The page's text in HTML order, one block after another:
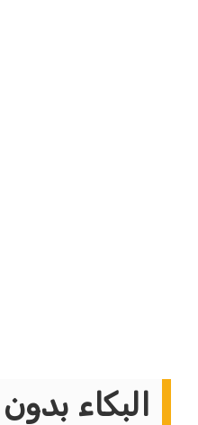
البكاء